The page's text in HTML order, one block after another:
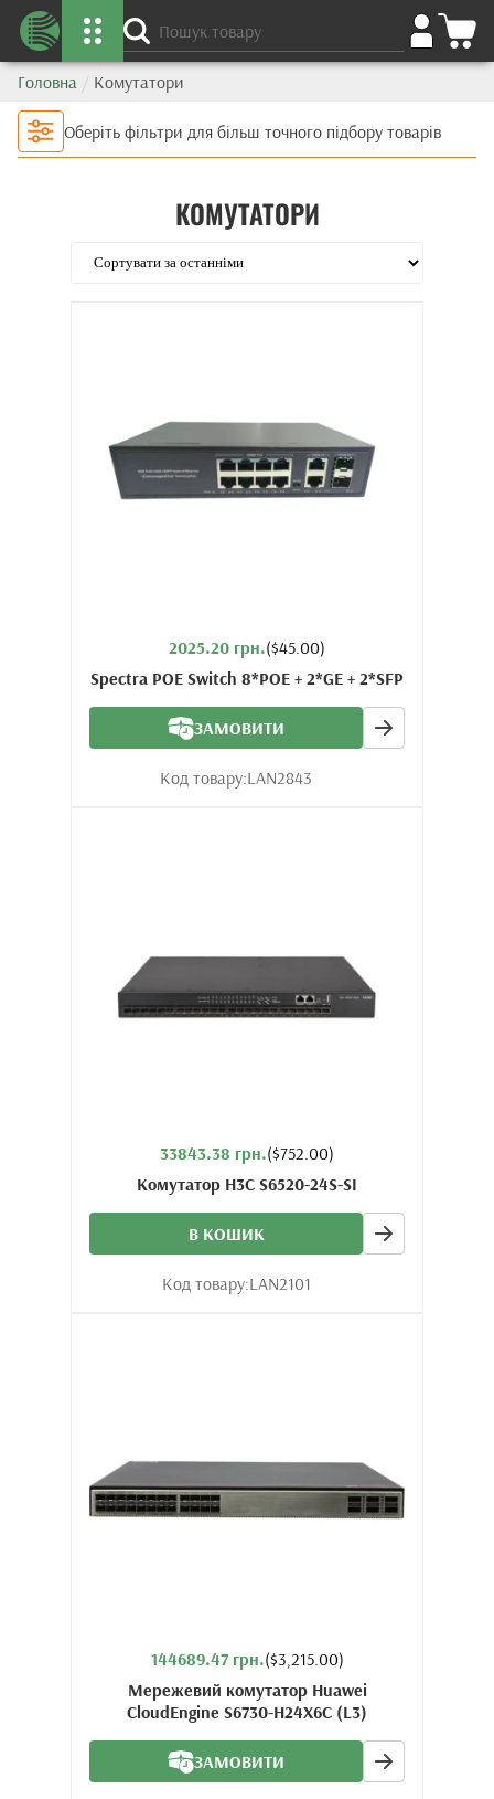
Головна / Комутатори
Оберіть фільтри для більш точного підбору товарів
КОМУТАТОРИ
2025.20 грн.($45.00)
Spectra POE Switch 8*POE + 2*GE + 2*SFP
ЗАМОВИТИ
Код товару:LAN2843
33843.38 грн.($752.00)
Комутатор H3C S6520-24S-SI
В КОШИК
Код товару:LAN2101
144689.47 грн.($3,215.00)
Мережевий комутатор Huawei
CloudEngine S6730-H24X6C (L3)
ЗАМОВИТИ